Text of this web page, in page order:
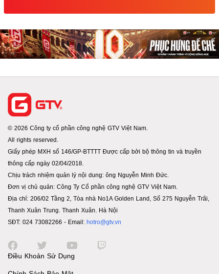
© 2026 Công ty cổ phần công nghệ GTV Việt Nam.
All rights reserved.
Giấy phép MXH số 146/GP-BTTTT Được cấp bởi bộ thông tin và truyền
thông cấp ngày 02/04/2018.
Chịu trách nhiệm quản lý nội dung: ông Nguyễn Minh Đức.
Đơn vị chủ quản: Công Ty Cổ phần công nghệ GTV Việt Nam.
Địa chỉ: 206/02 Tầng 2, Tòa nhà No1A Golden Land, Số 275 Nguyễn Trãi,
Thanh Xuân Trung. Thanh Xuân. Hà Nội
SĐT: 024 73082266 - Email: hotro@gtv.vn
Điều Khoản Sử Dụng